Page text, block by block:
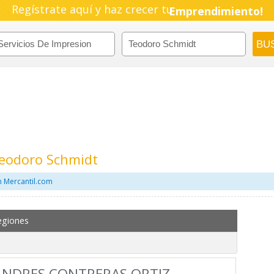
Regístrate aquí y haz crecer tuEmprendimiento!
Schmidt
Mercantil.com